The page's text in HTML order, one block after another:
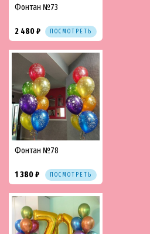
Фонтан №73
2 480 ₽ ПОСМОТРЕТЬ
Фонтан №78
1 380 ₽ ПОСМОТРЕТЬ